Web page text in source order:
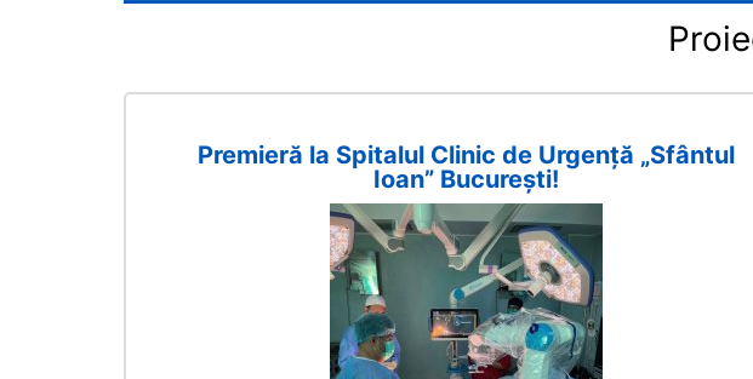
Premieră la Spitalul Clinic de Urgență „Sfântul
Ioan” București!